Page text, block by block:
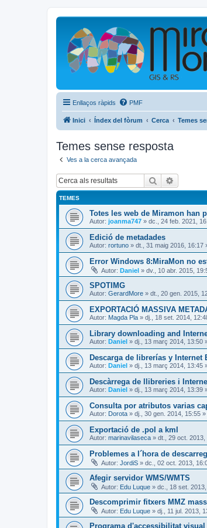
Enllaços ràpids PMF
Inici Índex del fòrum Cerca Temes
Temes sense resposta
Ves a la cerca avançada
Cerca
TEMES
Totes les web de Miramon han
Autor: joanma747 » dc., 24 feb. 2021,
Edició de metadades
Autor: rortuno » dt., 31 maig 2016, 16:17
Error Windows 8:MiraMon no
Autor: Daniel » dv., 10 abr. 2015,
SPOTIMG
Autor: GerardMore » dt., 20 gen. 2015,
EXPORTACIÓ MASSIVA
Autor: Magda Pla » dj., 18 set. 2014,
Library downloading and
Autor: Daniel » dj., 13 març 2014, 13:50
Descarga de librerías y Internet
Autor: Daniel » dj., 13 març 2014, 13:45
Descàrrega de llibreries i
Autor: Daniel » dj., 13 març 2014, 13:39
Consulta por atributos varias
Autor: Dorota » dj., 30 gen. 2014, 15:55 »
Exportació de .pol a kml
Autor: marinavilaseca » dt., 29 oct. 2013,
Problemes a l´hora de
Autor: JordiS » dc., 02 oct. 2013,
Afegir servidor WMS/WMTS
Autor: Edu Luque » dc., 18 set. 2013,
Descomprimir fitxers MMZ
Autor: Edu Luque » dj., 11 jul. 2013,
Programa d'accessibilitat